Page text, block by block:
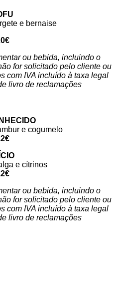
e bernaise
ou bebida, incluindo o
for solicitado pelo cliente ou
com IVA incluído à taxa legal
livro de reclamações
e cogumelo
e cítrinos
ou bebida, incluindo o
for solicitado pelo cliente ou
com IVA incluído à taxa legal
livro de reclamações